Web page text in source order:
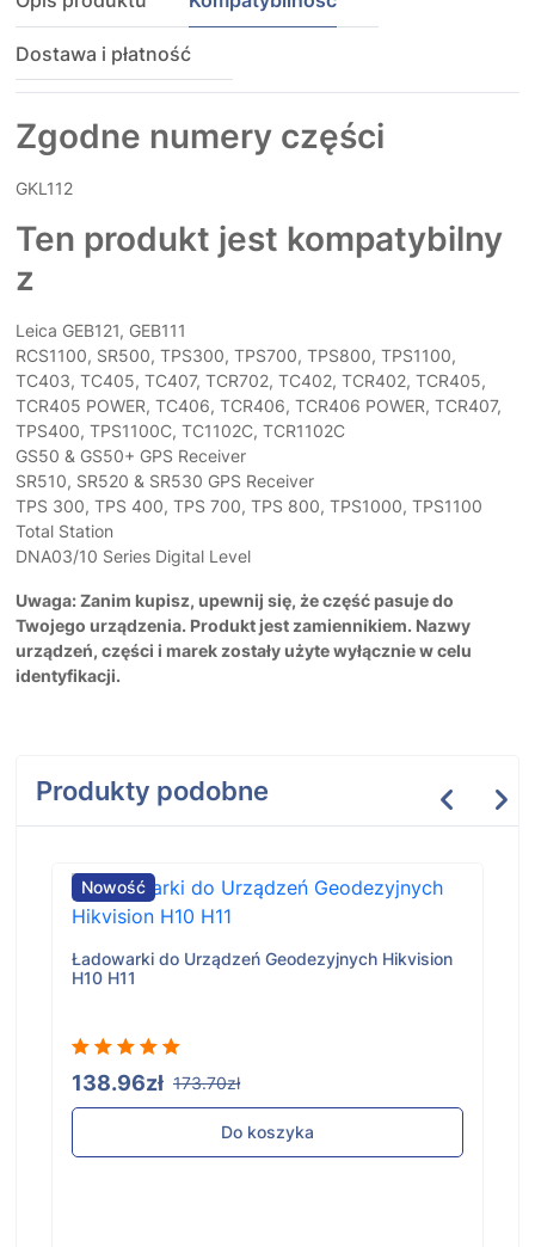
Dostawa i płatność
Zgodne numery części
GKL112
Ten produkt jest kompatybilny
z
Leica GEB121, GEB111
RCS1100, SR500, TPS300, TPS700, TPS800, TPS1100,
TC403, TC405, TC407, TCR702, TC402, TCR402, TCR405,
TCR405 POWER, TC406, TCR406, TCR406 POWER, TCR407,
TPS400, TPS1100C, TC1102C, TCR1102C
GS50 & GS50+ GPS Receiver
SR510, SR520 & SR530 GPS Receiver
TPS 300, TPS 400, TPS 700, TPS 800, TPS1000, TPS1100
Total Station
DNA03/10 Series Digital Level
Uwaga: Zanim kupisz, upewnij się, że część pasuje do
Twojego urządzenia. Produkt jest zamiennikiem. Nazwy
urządzeń, części i marek zostały użyte wyłącznie w celu
identyfikacji.
Produkty podobne
Nowość
Ładowarki do Urządzeń Geodezyjnych Hikvision
H10 H11
138.96zł 173.70zł
Do koszyka